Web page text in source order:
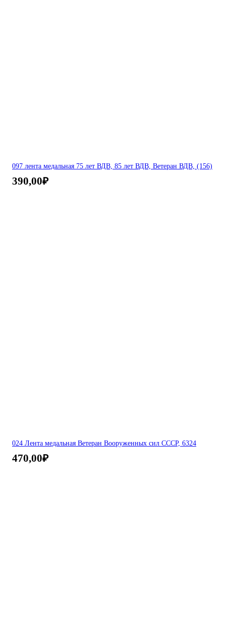
097 лента медальная 75 лет ВДВ, 85 лет ВДВ, Ветеран ВДВ, (156)
390,00₽
024 Лента медальная Ветеран Вооруженных сил СССР, 6324
470,00₽